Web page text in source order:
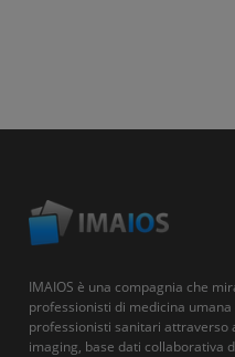
IMAIOS è una compagnia che
professionisti di medicina
professionisti sanitari
imaging, base dati collaborativa